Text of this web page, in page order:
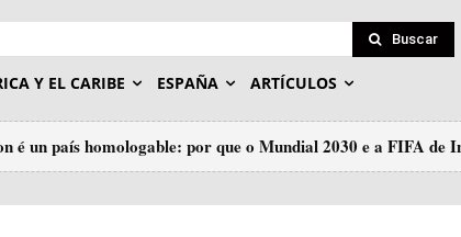
Buscar
Y EL CARIBE ESPAÑA ARTÍCULOS
é un país homologable: por que o Mundial 2030 e a FIFA de